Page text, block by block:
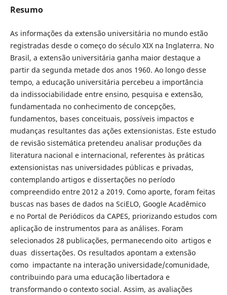
Resumo
As informações da extensão universitária no mundo estão
registradas desde o começo do século XIX na Inglaterra. No
Brasil, a extensão universitária ganha maior destaque a
partir da segunda metade dos anos 1960. Ao longo desse
tempo, a educação universitária percebeu a importância
da indissociabilidade entre ensino, pesquisa e extensão,
fundamentada no conhecimento de concepções,
fundamentos, bases conceituais, possíveis impactos e
mudanças resultantes das ações extensionistas. Este estudo
de revisão sistemática pretendeu analisar produções da
literatura nacional e internacional, referentes às práticas
extensionistas nas universidades públicas e privadas,
contemplando artigos e dissertações no período
compreendido entre 2012 a 2019. Como aporte, foram feitas
buscas nas bases de dados na SciELO, Google Acadêmico
e no Portal de Periódicos da CAPES, priorizando estudos com
aplicação de instrumentos para as análises. Foram
selecionados 28 publicações, permanecendo oito artigos e
duas dissertações. Os resultados apontam a extensão
como impactante na interação universidade/comunidade,
contribuindo para uma educação libertadora e
transformando o contexto social. Assim, as avaliações